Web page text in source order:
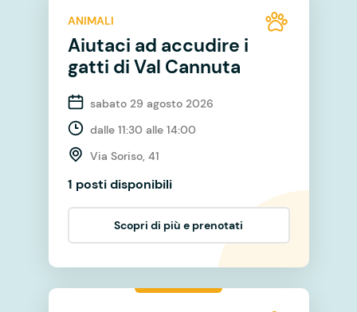
ANIMALI
Aiutaci ad accudire i
gatti di Val Cannuta
sabato 29 agosto 2026
dalle 11:30 alle 14:00
Via Soriso, 41
1 posti disponibili
Scopri di più e prenotati